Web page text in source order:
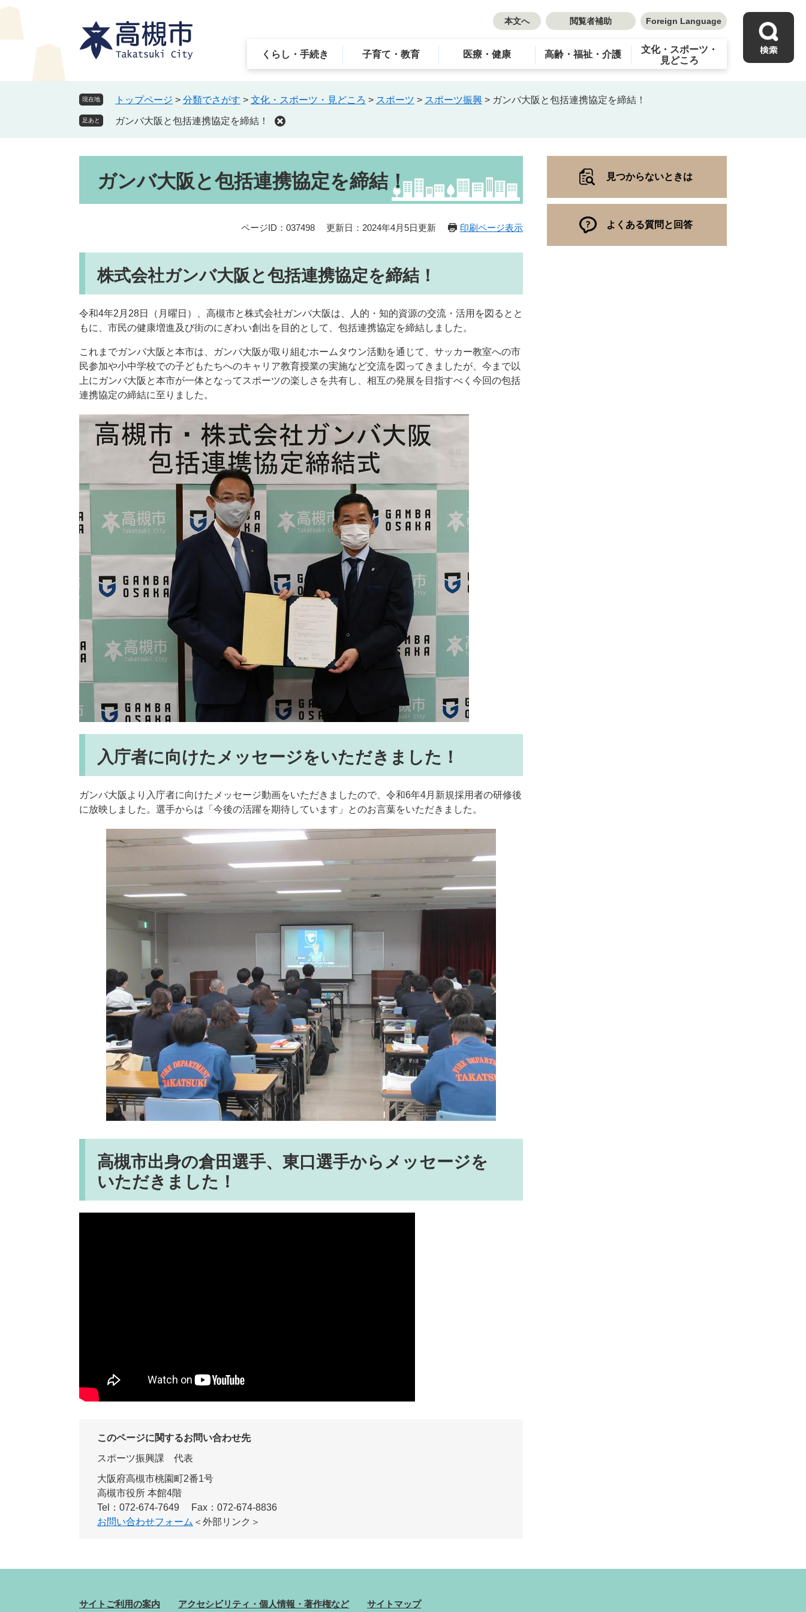
ペ
メ
本文へ 閲覧者補助 Foreign Language
くらし・手続き 子育て・教育 医療・健康 高齢・福祉・介護
文化・スポーツ・
見どころ
現在地 トップページ > 分類でさがす > 文化・スポーツ・見どころ > スポーツ > スポーツ振興 > ガンバ大阪と包括連携協定を締結！
足あと ガンバ大阪と包括連携協定を締結！
ガンバ大阪と包括連携協定を締結！
ページID：037498 更新日：2024年4月5日更新 印刷ページ表示
株式会社ガンバ大阪と包括連携協定を締結！
令和4年2月28日（月曜日）、高槻市と株式会社ガンバ大阪は、人的・知的資源の交流・活用を図るとと
もに、市民の健康増進及び街のにぎわい創出を目的として、包括連携協定を締結しました。
これまでガンバ大阪と本市は、ガンバ大阪が取り組むホームタウン活動を通じて、サッカー教室への市
民参加や小中学校での子どもたちへのキャリア教育授業の実施など交流を図ってきましたが、今まで以
上にガンバ大阪と本市が一体となってスポーツの楽しさを共有し、相互の発展を目指すべく今回の包括
連携協定の締結に至りました。
入庁者に向けたメッセージをいただきました！
ガンバ大阪より入庁者に向けたメッセージ動画をいただきましたので、令和6年4月新規採用者の研修後
に放映しました。選手からは「今後の活躍を期待しています」とのお言葉をいただきました。
高槻市出身の倉田選手、東口選手からメッセージを
いただきました！
このページに関するお問い合わせ先
スポーツ振興課
代表
大阪府高槻市桃園町2番1号
高槻市役所 本館4階
Tel：072-674-7649
Fax：072-674-8836
お問い合わせフォーム ＜外部リンク＞
見つからないときは
よくある質問と回答
サイトご利用の案内 アクセシビリティ・個人情報・著作権など サイトマップ